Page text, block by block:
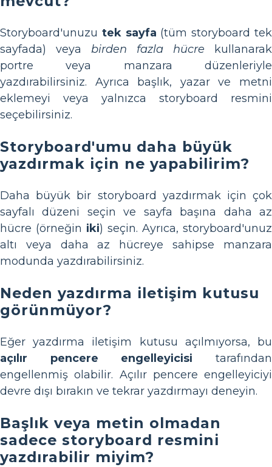
Storyboard'unuzu tek sayfa (tüm storyboard tek
sayfada) veya birden fazla hücre kullanarak
portre veya manzara düzenleriyle
yazdırabilirsiniz. Ayrıca başlık, yazar ve metni
eklemeyi veya yalnızca storyboard resmini
seçebilirsiniz.
Storyboard'umu daha büyük
yazdırmak için ne yapabilirim?
Daha büyük bir storyboard yazdırmak için çok
sayfalı düzeni seçin ve sayfa başına daha az
hücre (örneğin iki) seçin. Ayrıca, storyboard'unuz
altı veya daha az hücreye sahipse manzara
modunda yazdırabilirsiniz.
Neden yazdırma iletişim kutusu
görünmüyor?
Eğer yazdırma iletişim kutusu açılmıyorsa, bu
açılır pencere engelleyicisi tarafından
engellenmiş olabilir. Açılır pencere engelleyiciyi
devre dışı bırakın ve tekrar yazdırmayı deneyin.
Başlık veya metin olmadan
sadece storyboard resmini
yazdırabilir miyim?